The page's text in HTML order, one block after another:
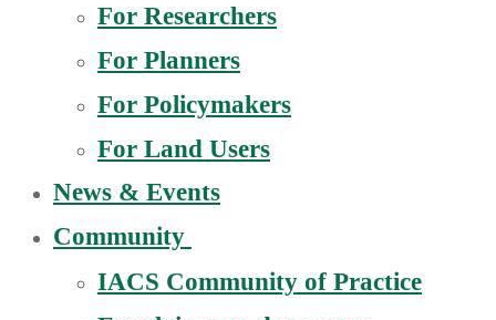
For Researchers
For Planners
For Policymakers
For Land Users
News & Events
Community
IACS Community of Practice